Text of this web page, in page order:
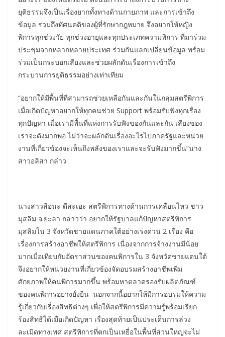
ยุติธรรมจึงเป็นเรื่องยากทั้งทางด้านกายภาพ และการเข้าถึง
ข้อมูล รวมถึงทัศนคติของผู้ที่รักษากฎหมาย จึงอยากให้หญิง
พิการทุกช่วงวัย ทุกช่วงอายุและทุกประเภทความพิการ ที่มาร่วม
ประชุมจากหลากหลายประเทศ ร่วมกันแลกเปลี่ยนข้อมูล พร้อม
ร่วมเป็นกระบอกเสียงและช่วยผลักดันเรื่องการเข้าถึง
กระบวนการยุติธรรมอย่างเท่าเทียม
“อยากให้มีพื้นที่ที่สามารถช่วยเหลือกันและกันในกลุ่มสตรีพิการ
เมื่อเกิดปัญหาอยากให้ทุกคนช่วย Support พร้อมรับฟังทุกเรื่อง
ทุกปัญหา เมื่อเรามีพื้นที่แห่งการรับฟังของกันและกัน เสียงของ
เราจะดังมากพอ ไม่ว่าจะผลักดันเรื่องอะไรไปภาครัฐและหน่วย
งานที่เกี่ยวข้องจะเห็นถึงพลังของเราและจะรับฟังมากขึ้น”นาง
สาวอลิสา กล่าว
นางสาวสือนะ ดีสะเอะ สตรีพิการทางด้านการเคลื่อนไหว ชาว
มุสลิม จ.ยะลา กล่าวว่า อยากให้รัฐบาลแก้ปัญหาสตรีพิการ
มุสลิมใน 3 จังหวัดชายแดนภาคใต้อย่างเร่งด่วน 2 เรื่อง คือ
เรื่องการสร้างอาชีพให้สตรีพิการ เนื่องจากการจ้างงานมีน้อย
มากเมื่อเทียบกับอัตราส่วนของคนพิการใน 3 จังหวัดชายแดนใต้
จึงอยากให้หน่วยงานที่เกี่ยวข้องจัดอบรมสร้างอาชีพเพิ่ม
ศักยภาพให้คนพิการมากขึ้น พร้อมหาตลาดรองรับผลิตภัณฑ์
ของคนพิการอย่างยั่งยืน นอกจากนี้อยากให้มีการอบรมให้ความ
รู้เกี่ยวกับเรื่องสิทธิต่างๆ เพื่อให้สตรีพิการมีความรู้พร้อมเรียก
ร้องสิทธิได้เมื่อเกิดปัญหา เรื่องสุดท้ายเป็นประเด็นการล่วง
ละเมิดทางเพศ สตรีพิการที่ตกเป็นเหยื่อในพื้นที่ส่วนใหญ่จะไม่